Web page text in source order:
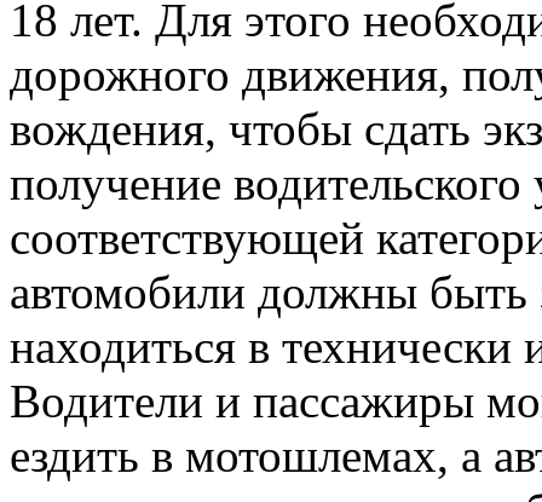
18 лет. Для этого
дорожного движения,
вождения, чтобы сдать
получение водительского
соответствующей
автомобили должны
находиться в технически
Водители и пассажиры
ездить в мотошлемах, а